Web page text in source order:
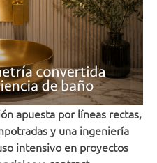
apuesta por líneas rectas,
y una ingeniería
intensivo en proyectos